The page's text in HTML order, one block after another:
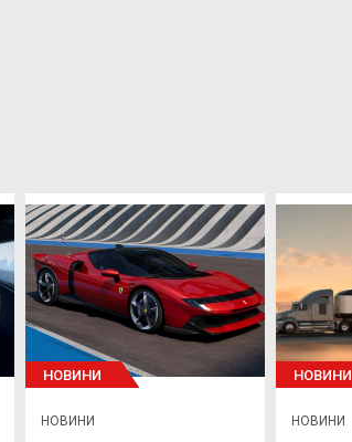
НОВИНИ
НОВИНИ
НОВИНИ
НОВИНИ